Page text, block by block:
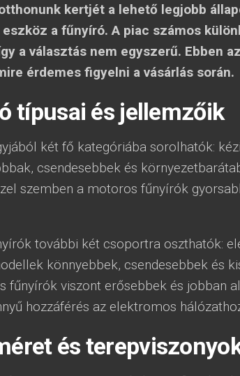
kertjét a lehető legjobb
a fűnyíró. A piac számos
a választás nem egyszerű. Ebben
érdemes figyelni a vásárlás során.
típusai és jellemzőik
két fő kategóriába sorolhatók:
csendesebbek és
szemben a motoros fűnyírók
további két csoportra oszthatók:
könnyebbek, csendesebbek és
fűnyírók viszont erősebbek és jobban
hozzáférés az elektromos
és